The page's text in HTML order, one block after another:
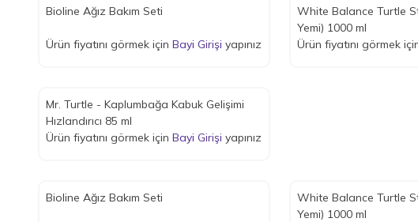
Bioline Ağız Bakım Seti
Ürün fiyatını görmek için Bayi Girişi yapınız
White Balance Turtle
Yemi) 1000 ml
Ürün fiyatını görmek
Mr. Turtle - Kaplumbağa Kabuk Gelişimi
Hızlandırıcı 85 ml
Ürün fiyatını görmek için Bayi Girişi yapınız
Bioline Ağız Bakım Seti
White Balance Turtle
Yemi) 1000 ml